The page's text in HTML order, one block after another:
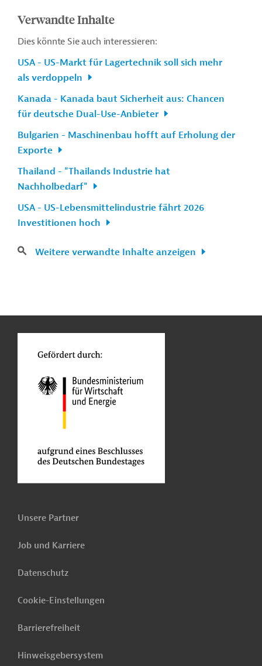
Verwandte Inhalte
Dies könnte Sie auch interessieren:
USA - US-Markt für Lagertechnik soll sich mehr
als verdoppeln
Kanada - Kanada baut Sicherheit aus: Chancen
für deutsche Dual-Use-Anbieter
Bulgarien - Maschinenbau hofft auf Erholung der
Exporte
Thailand - "Thailands Industrie hat
Nachholbedarf"
USA - US-Lebensmittelindustrie fährt 2026
Investitionen hoch
Weitere verwandte Inhalte anzeigen
Unsere Partner
Job und Karriere
Datenschutz
Cookie-Einstellungen
Barrierefreiheit
Hinweisgebersystem